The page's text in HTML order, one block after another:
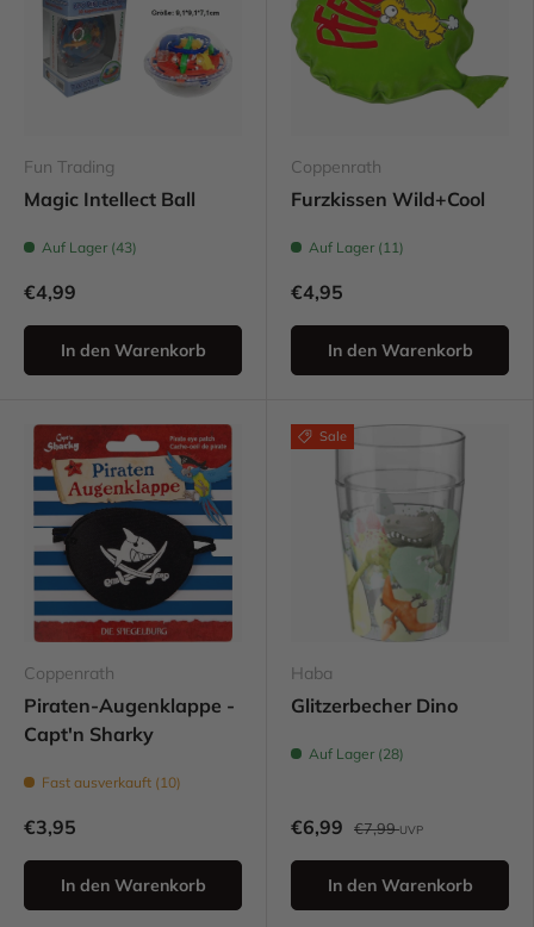
Fun Trading
Magic Intellect Ball
Auf Lager (43)
€4,99
In den Warenkorb
Coppenrath
Furzkissen Wild+Cool
Auf Lager (11)
€4,95
In den Warenkorb
Coppenrath
Piraten-Augenklappe -
Capt'n Sharky
Fast ausverkauft (10)
€3,95
In den Warenkorb
Sale
Haba
Glitzerbecher Dino
Auf Lager (28)
€6,99 €7,99UVP
In den Warenkorb